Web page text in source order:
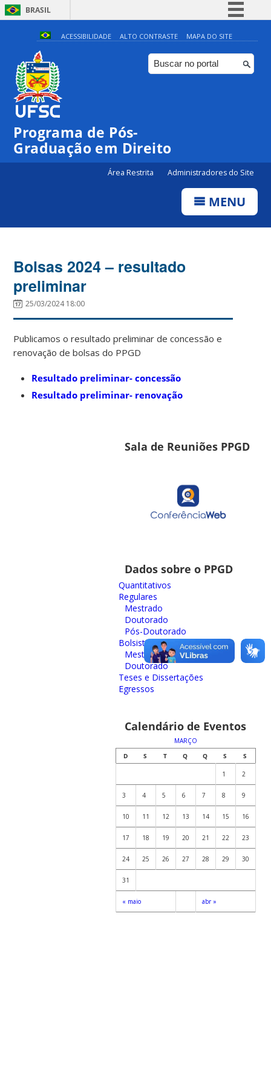
BRASIL
Simplifique!
Comunica BR
Participe
ACESSIBILIDADE ALTO CONTRASTE MAPA DO SITE
Programa de Pós-
Graduação em Direito
Área Restrita Administradores do Site
MENU
Bolsas 2024 – resultado
preliminar
25/03/2024 18:00
Publicamos o resultado preliminar de concessão e
renovação de bolsas do PPGD
Resultado preliminar- concessão
Resultado preliminar- renovação
Sala de Reuniões PPGD
Dados sobre o PPGD
Quantitativos
Regulares
Mestrado
Doutorado
Pós-Doutorado
Bolsistas
Mestrado
Doutorado
Teses e Dissertações
Egressos
Calendário de Eventos
MARÇO
D
S T Q Q S S
« maio abr »
1 2
3 4 5 6 7 8 9
10 11 12 13 14 15 16
17 18 19 20 21 22 23
24 25 26 27 28 29 30
31